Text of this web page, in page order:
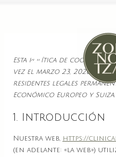
Esta política de cookies
vez el marzo 23, 2026 y se
residentes legales
Económico Europeo y Suiza.
1. Introducción
Nuestra web, https://
(en adelante: «la web»)